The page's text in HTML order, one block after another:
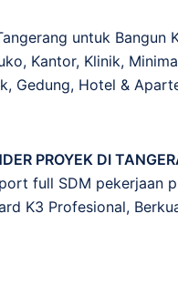
untuk Bangun
Kantor, Klinik,
Gedung, Hotel &
PROYEK DI
full SDM pekerjaan
K3 Profesional,